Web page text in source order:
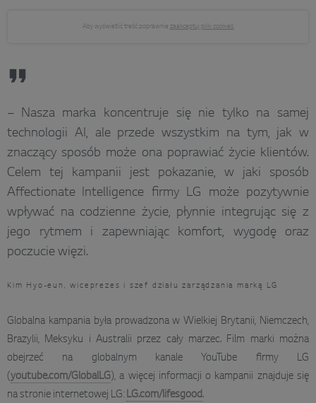
Aby wyświetlić treść poprawnie zaakceptuj pliki cookies.
– Nasza marka koncentruje się nie tylko na samej
technologii AI, ale przede wszystkim na tym, jak w
znaczący sposób może ona poprawiać życie klientów.
Celem tej kampanii jest pokazanie, w jaki sposób
Affectionate Intelligence firmy LG może pozytywnie
wpływać na codzienne życie, płynnie integrując się z
jego rytmem i zapewniając komfort, wygodę oraz
poczucie więzi.
Kim Hyo-eun, wiceprezes i szef działu zarządzania marką LG
Globalna kampania była prowadzona w Wielkiej Brytanii, Niemczech,
Brazylii, Meksyku i Australii przez cały marzec. Film marki można
obejrzeć na globalnym kanale YouTube firmy LG
(youtube.com/GlobalLG), a więcej informacji o kampanii znajduje się
na stronie internetowej LG:LG.com/lifesgood.